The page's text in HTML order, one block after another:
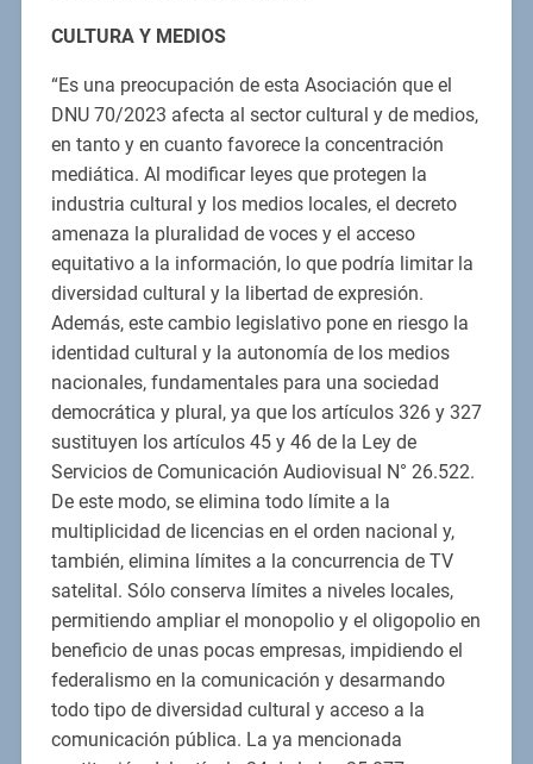
CULTURA Y MEDIOS
“Es una preocupación de esta Asociación que el
DNU 70/2023 afecta al sector cultural y de medios,
en tanto y en cuanto favorece la concentración
mediática. Al modificar leyes que protegen la
industria cultural y los medios locales, el decreto
amenaza la pluralidad de voces y el acceso
equitativo a la información, lo que podría limitar la
diversidad cultural y la libertad de expresión.
Además, este cambio legislativo pone en riesgo la
identidad cultural y la autonomía de los medios
nacionales, fundamentales para una sociedad
democrática y plural, ya que los artículos 326 y 327
sustituyen los artículos 45 y 46 de la Ley de
Servicios de Comunicación Audiovisual N° 26.522.
De este modo, se elimina todo límite a la
multiplicidad de licencias en el orden nacional y,
también, elimina límites a la concurrencia de TV
satelital. Sólo conserva límites a niveles locales,
permitiendo ampliar el monopolio y el oligopolio en
beneficio de unas pocas empresas, impidiendo el
federalismo en la comunicación y desarmando
todo tipo de diversidad cultural y acceso a la
comunicación pública. La ya mencionada